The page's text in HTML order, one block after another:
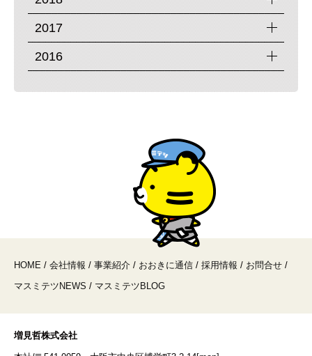
2017
2016
HOME / 会社情報 / 事業紹介 / おおきに通信 / 採用情報 / お問合せ /
マスミテツNEWS / マスミテツBLOG
増見哲株式会社